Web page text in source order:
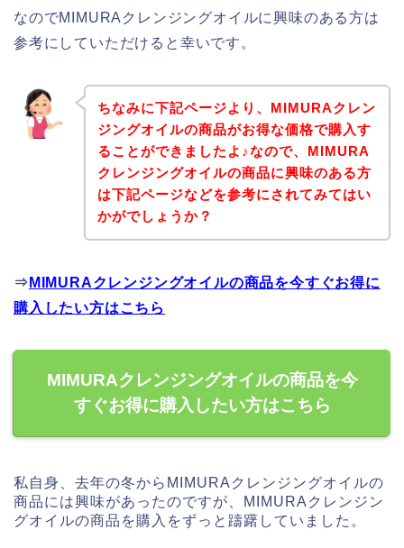
なのでMIMURAクレンジングオイルに興味のある方は
参考にしていただけると幸いです。
ちなみに下記ページより、MIMURAクレン
ジングオイルの商品がお得な価格で購入す
ることができましたよ♪なので、MIMURA
クレンジングオイルの商品に興味のある方
は下記ページなどを参考にされてみてはい
かがでしょうか？
⇒ MIMURAクレンジングオイルの商品を今すぐお得に
購入したい方はこちら
MIMURAクレンジングオイルの商品を今
すぐお得に購入したい方はこちら
私自身、去年の冬からMIMURAクレンジングオイルの
商品には興味があったのですが、MIMURAクレンジン
グオイルの商品を購入をずっと躊躇していました。